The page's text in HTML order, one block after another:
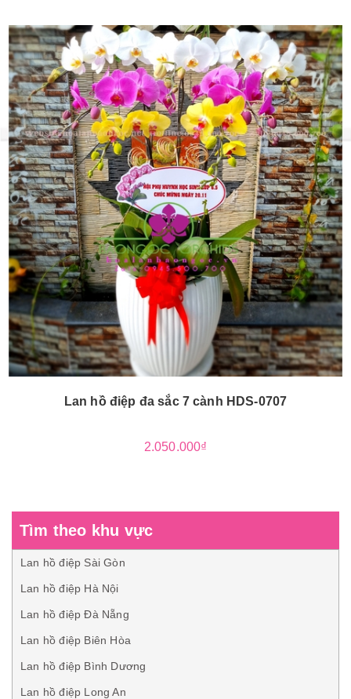
Lan hồ điệp đa sắc 7 cành HDS-0707
2.050.000₫
Tìm theo khu vực
Lan hồ điệp Sài Gòn
Lan hồ điệp Hà Nội
Lan hồ điệp Đà Nẵng
Lan hồ điệp Biên Hòa
Lan hồ điệp Bình Dương
Lan hồ điệp Long An